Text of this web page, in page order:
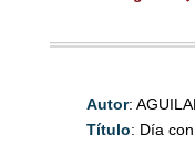
Autor:
Título: Día